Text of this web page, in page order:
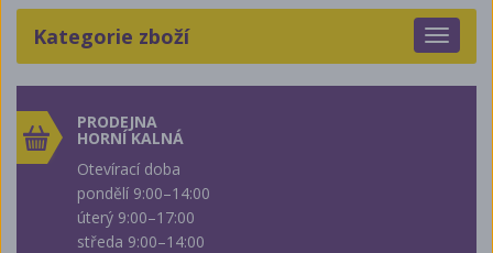
Toggle
Kategorie zboží
PRODEJNA
HORNÍ KALNÁ
Otevírací doba
pondělí 9:00–14:00
úterý 9:00–17:00
středa 9:00–14:00